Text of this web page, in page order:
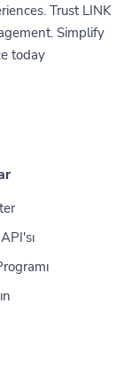
Trust LINK
Simplify
today